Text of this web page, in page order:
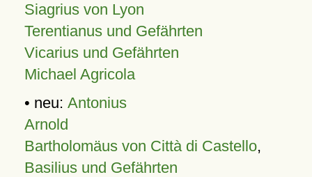
Siagrius von Lyon
Terentianus und Gefährten
Vicarius und Gefährten
Michael Agricola
• neu: Antonius
Arnold
Bartholomäus von Città di Castello,
Basilius und Gefährten